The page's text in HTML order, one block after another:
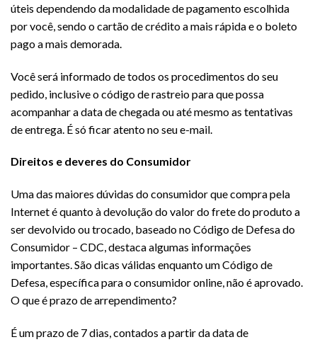
úteis dependendo da modalidade de pagamento escolhida
por você, sendo o cartão de crédito a mais rápida e o boleto
pago a mais demorada.
Você será informado de todos os procedimentos do seu
pedido, inclusive o código de rastreio para que possa
acompanhar a data de chegada ou até mesmo as tentativas
de entrega. É só ficar atento no seu e-mail.
Direitos e deveres do Consumidor
Uma das maiores dúvidas do consumidor que compra pela
Internet é quanto à devolução do valor do frete do produto a
ser devolvido ou trocado, baseado no Código de Defesa do
Consumidor – CDC, destaca algumas informações
importantes. São dicas válidas enquanto um Código de
Defesa, específica para o consumidor online, não é aprovado.
O que é prazo de arrependimento?
É um prazo de 7 dias, contados a partir da data de